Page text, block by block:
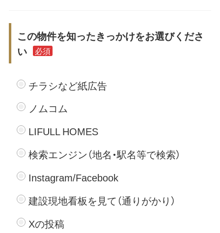
この物件を知ったきっかけをお選びくださ
い
必須
チラシなど紙広告
ノムコム
LIFULL HOMES
検索エンジン（地名・駅名等で検索）
Instagram/Facebook
建設現地看板を見て（通りがかり）
Xの投稿